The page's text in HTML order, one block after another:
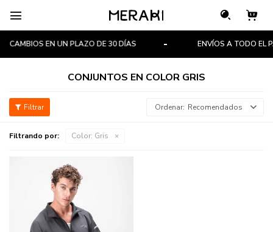

CAMBIOS EN UN PLAZO DE 30 DÍAS ENVÍOS A TODO EL
CONJUNTOS EN COLOR GRIS
Recomendados
Filtrando por: Color: Gris